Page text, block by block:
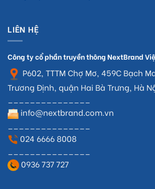
LIÊN HỆ
Công ty cổ phần truyền thông NextBrand
P602, TTTM Chợ Mơ, 459C Bạch
Trương Định, quận Hai Bà Trưng, Hà
_______________
info@nextbrand.com.vn
_______________
024 6666 8008
_______________
0936 737 727